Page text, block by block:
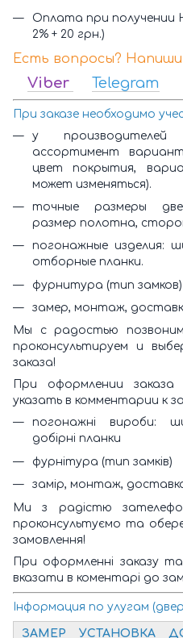
Оплата при получении
2% + 20 грн.)
Есть вопросы?
Viber Telegram
При заказе необходимо
у производителей
ассортимент
цвет покрытия,
может изменяться).
точные размеры
размер полотна,
погонажные изделия:
отборные планки.
фурнитура (тип замков)
замер, монтаж,
Мы с радостью
проконсультируем и
заказа!
При оформлении
указать в комментарии к
погонажні вироби:
добірні планки
фурнітура (тип замків)
замір, монтаж,
Ми з радістю
проконсультуємо та
замовлення!
При оформленні заказу
вказати в коментарі до
Інформация по улугам
ЗАМЕР УСТАНОВКА